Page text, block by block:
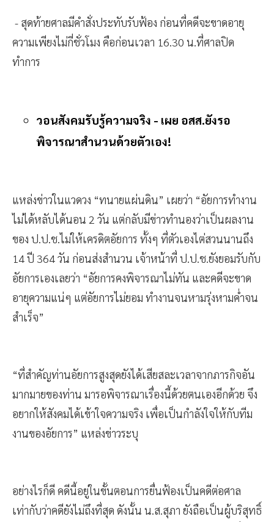
- สุดท้ายศาลมีคำสั่งประทับรับฟ้อง ก่อนที่คดีจะขาดอายุ
ความเพียงไม่กี่ชั่วโมง คือก่อนเวลา 16.30 น.ที่ศาลปิด
ทำการ
วอนสังคมรับรู้ความจริง - เผย อสส.ยังรอ
พิจารณาสำนวนด้วยตัวเอง!
แหล่งข่าวในแวดวง “ทนายแผ่นดิน” เผยว่า “อัยการทำงาน
ไม่ได้หลับได้นอน 2 วัน แต่กลับมีข่าวทำนองว่าเป็นผลงาน
ของ ป.ป.ช.ไม่ให้เครดิตอัยการ ทั้งๆ ที่ตัวเองไต่สวนนานถึง
14 ปี 364 วัน ก่อนส่งสำนวน เจ้าหน้าที่ ป.ป.ช.ยังยอมรับกับ
อัยการเองเลยว่า “อัยการคงพิจารณาไม่ทัน และคดีจะขาด
อายุความแน่ๆ แต่อัยการไม่ยอม ทำงานจนหามรุ่งหามค่ำจน
สำเร็จ”
“ที่สำคัญท่านอัยการสูงสุดยังได้เสียสละเวลาจากภารกิจอัน
มากมายของท่าน มารอพิจารณาเรื่องนี้ด้วยตนเองอีกด้วย จึง
อยากให้สังคมได้เข้าใจความจริง เพื่อเป็นกำลังใจให้กับทีม
งานของอัยการ” แหล่งข่าวระบุ
อย่างไรก็ดี คดีนี้อยู่ในขั้นตอนการยื่นฟ้องเป็นคดีต่อศาล
เท่ากับว่าคดียังไม่ถึงที่สุด ดังนั้น น.ส.สุภา ยังถือเป็นผู้บริสุทธิ์